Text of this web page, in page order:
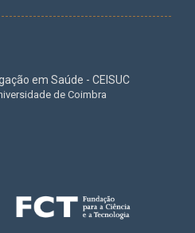
em Saúde - CEISUC
de Coimbra